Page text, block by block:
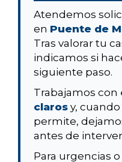
Atendemos
en Puente de
Tras valorar tu
indicamos si
siguiente paso.
Trabajamos con
claros y,
permite,
antes de
Para urgencias